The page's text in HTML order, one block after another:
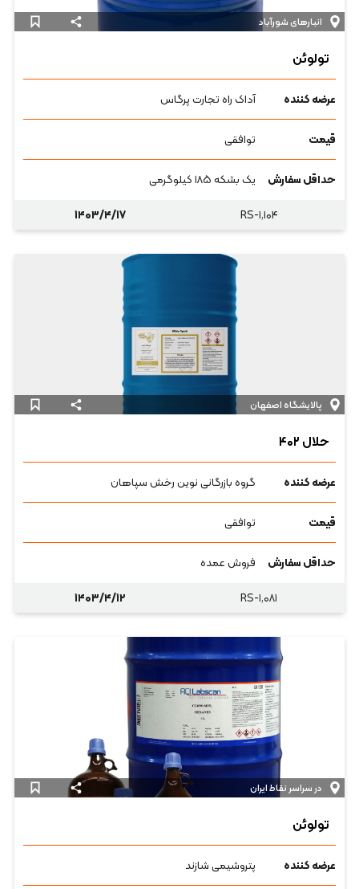
انبارهای شورآباد
تولوئن
عرضه کننده آداک راه تجارت پرگاس
قیمت توافقی
حداقل سفارش
یک بشکه ۱۸۵ کیلوگرمی
RS-۱,۱۰۴
۱۴۰۳/۴/۱۷
پالایشگاه اصفهان
حلال ۴۰۲
عرضه کننده گروه بازرگانی نوین رخش سپاهان
قیمت توافقی
حداقل سفارش
فروش عمده
RS-۱,۰۸۱
۱۴۰۳/۴/۱۲
در سراسر نقاط ایران
تولوئن
عرضه کننده پتروشیمی شازند